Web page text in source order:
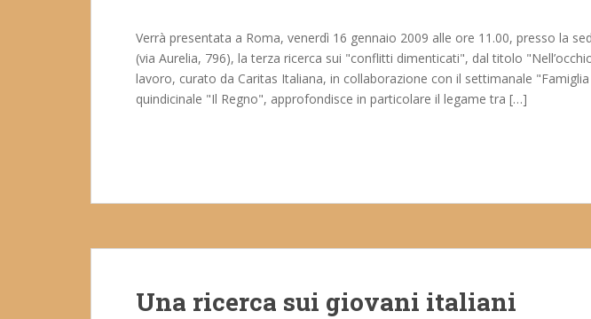
Verrà presentata a Roma, venerdì 16 gennaio 2009 alle ore 11.00, presso la
(via Aurelia, 796), la terza ricerca sui "conflitti dimenticati", dal titolo
lavoro, curato da Caritas Italiana, in collaborazione con il settimanale
quindicinale "Il Regno", approfondisce in particolare il legame tra […]
Una ricerca sui giovani italiani